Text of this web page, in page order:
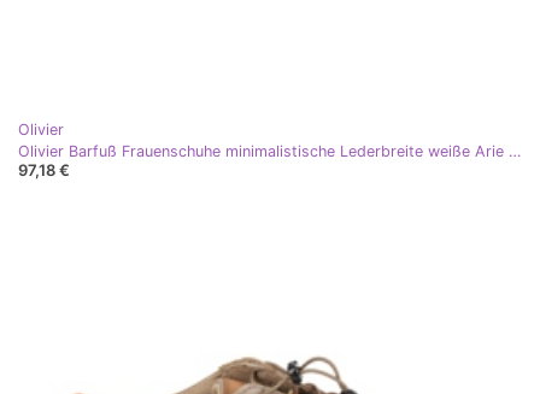
Olivier
Olivier Barfuß Frauenschuhe minimalistische Lederbreite weiße Arie mit Grau
97,18 €